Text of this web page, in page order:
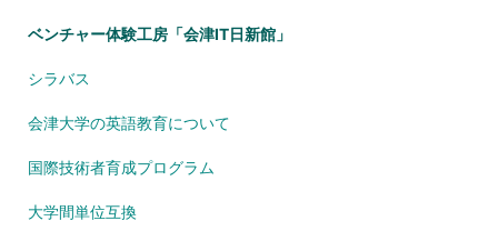
ベンチャー体験工房「会津IT日新館」
シラバス
会津大学の英語教育について
国際技術者育成プログラム
大学間単位互換